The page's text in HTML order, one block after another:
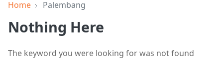
Home Palembang
Nothing Here
The keyword you were looking for was not found